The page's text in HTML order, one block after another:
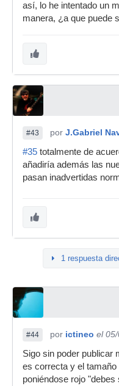
así, lo he intentado un
manera, ¿a que puede
#43 por J.Gabriel
#35 totalmente de
añadiría además las
pasan inadvertidas
1 respuesta
#44 por ictineo el
Sigo sin poder publicar
es correcta y el
poniéndose rojo